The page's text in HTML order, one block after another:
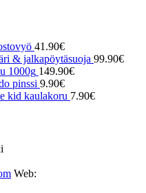
41.90€
& jalkapöytäsuoja 99.90€
1000g 149.90€
pinssi 9.90€
kid kaulakoru 7.90€
Web: